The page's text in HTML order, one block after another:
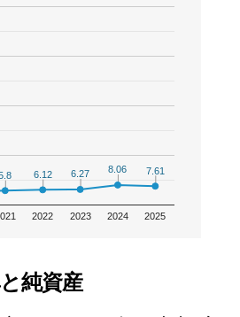
2022 2023 2024 2025
6.12
6.12 6.27
6.27 8.06
8.06 7.61
7.61
純資産